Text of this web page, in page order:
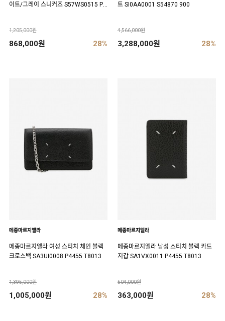
이트/그레이 스니커즈 S57WS0515 P7
1,205,000원
868,000원 28%
트 SI0AA0001 S54870 900
4,566,000원
3,288,000원 28%
메종마르지엘라
메종마르지엘라 여성 스티치 체인 블랙
크로스백 SA3UI0008 P4455 T8013
1,395,000원
1,005,000원 28%
메종마르지엘라
메종마르지엘라 남성 스티치 블랙 카드
지갑 SA1VX0011 P4455 T8013
504,000원
363,000원 28%